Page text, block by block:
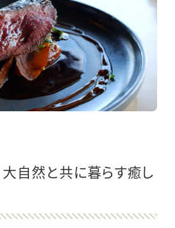
自然と共に暮らす癒し